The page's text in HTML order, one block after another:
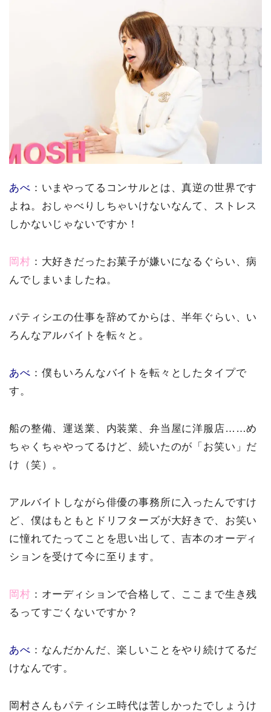
あべ ：いまやってるコンサルとは、真逆の世界です
よね。おしゃべりしちゃいけないなんて、ストレス
しかないじゃないですか！
岡村 ：大好きだったお菓子が嫌いになるぐらい、病
んでしまいましたね。
パティシエの仕事を辞めてからは、半年ぐらい、い
ろんなアルバイトを転々と。
あべ ：僕もいろんなバイトを転々としたタイプで
す。
船の整備、運送業、内装業、弁当屋に洋服店……め
ちゃくちゃやってるけど、続いたのが「お笑い」だ
け（笑）。
アルバイトしながら俳優の事務所に入ったんですけ
ど、僕はもともとドリフターズが大好きで、お笑い
に憧れてたってことを思い出して、吉本のオーディ
ションを受けて今に至ります。
岡村 ：オーディションで合格して、ここまで生き残
るってすごくないですか？
あべ ：なんだかんだ、楽しいことをやり続けてるだ
けなんです。
岡村さんもパティシエ時代は苦しかったでしょうけ